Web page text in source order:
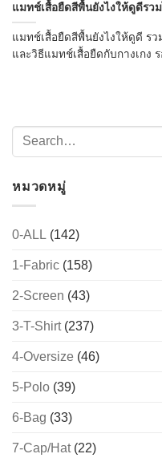
แมทช์เสื้อยืดสีพื้นยังไงให้ดูดีรว
แมทช์เสื้อยืดสีพื้นยังไงให้ดูดี ร
และวิธีแมทช์เสื้อยืดกับกางเกง
หมวดหมู่
0-ALL (142)
1-Fabric (158)
2-Screen (43)
3-T-Shirt(237)
4-Oversize (46)
5-Polo (39)
6-Bag (33)
7-Cap/Hat(22)